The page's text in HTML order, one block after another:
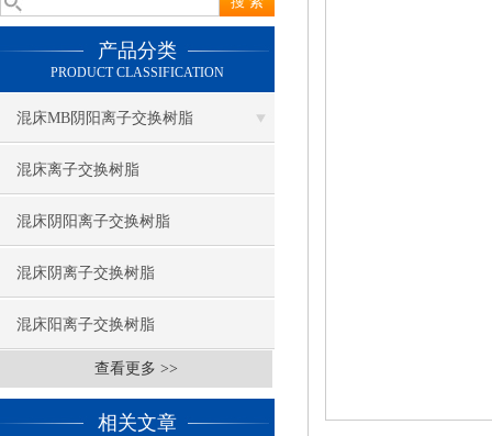
产品分类
PRODUCT CLASSIFICATION
混床MB阴阳离子交换树脂
混床离子交换树脂
混床阴阳离子交换树脂
混床阴离子交换树脂
混床阳离子交换树脂
查看更多 >>
相关文章